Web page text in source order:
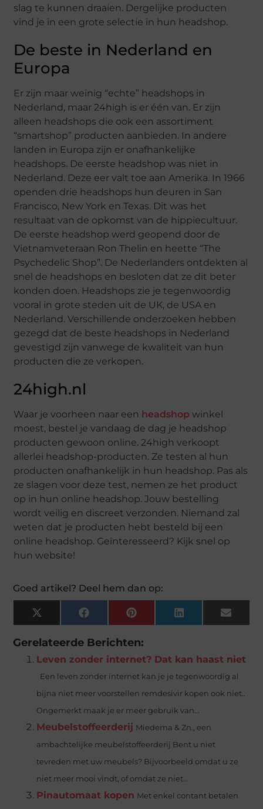
slag te kunnen draaien. Dergelijke producten
vind je in een grote selectie in hun headshop.
De beste in Nederland en
Europa
Er zijn maar weinig “echte” headshops in
Nederland, maar 24high is er één van. Er zijn
alleen headshops die ook een assortiment
“smartshop” producten aanbieden. In andere
landen in Europa zijn er onafhankelijke
headshops. De eerste headshop was niet in
Nederland. Deze eer valt toe aan Amerika. In 1966
openden drie headshops hun deuren in San
Francisco, New York en Texas. Dit was het
resultaat van de opkomst van de hippiecultuur.
De eerste headshop werd geopend door de
Vietnamveteraan Ron Thelin en heette “The
Psychedelic Shop”. De Nederlanders ontdekten al
snel de headshops en besloten dat ze dit beter
konden doen. Headshops zie je tegenwoordig
vooral in grote steden uit de UK, de USA en
Nederland. Verschillende onderzoeken hebben
gezegd dat de beste headshops in Nederland
gevestigd zijn vanwege de kwaliteit van hun
producten die ze verkopen.
24high.nl
Waar je voorheen naar een headshop winkel
moest, bestel je vandaag de dag je headshop
producten gewoon online. 24high verkoopt
allerlei headshop-producten. Ze testen al hun
producten onafhankelijk in hun headshop. Pas als
ze slagen voor deze test, nemen ze het product
op in hun online headshop. Jouw bestelling
wordt veilig en discreet verzonden. Niemand zal
weten dat je producten hebt besteld bij een
online headshop. Geïnteresseerd? Kijk snel op
hun website!
Goed artikel? Deel hem dan op:
X
(Twitter)
Facebook Pinterest LinkedIn Email
Gerelateerde Berichten:
Leven zonder internet? Dat kan haast niet
Een leven zonder internet kan je je tegenwoordig al
bijna niet meer voorstellen remdesivir kopen ook niet..
Ongemerkt maak je er meer gebruik van...
Meubelstoffeerderij Miedema & Zn., een
ambachtelijke meubelstoffeerderij Bent u niet
tevreden met uw meubels? Bijvoorbeeld omdat u ze
niet meer mooi vindt, of omdat ze niet...
Pinautomaat kopen Met enkel contant betalen